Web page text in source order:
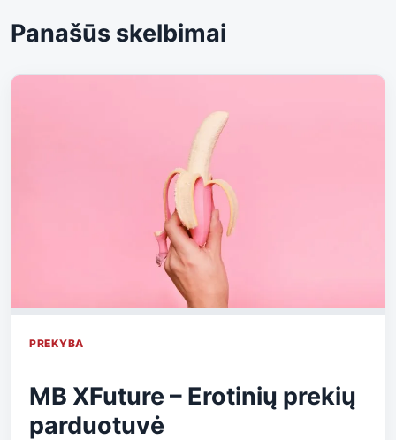
Panašūs skelbimai
PREKYBA
MB XFuture – Erotinių prekių
parduotuvė